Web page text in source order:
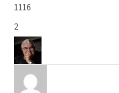
1116
2